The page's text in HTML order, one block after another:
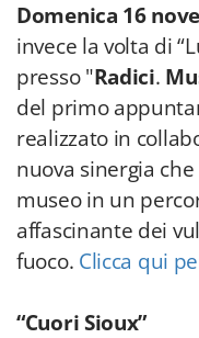
Domenica 16
invece la volta di
presso "Radici.
del primo
realizzato in
nuova sinergia
museo in un
affascinante dei
fuoco. Clicca qui
“Cuori Sioux”